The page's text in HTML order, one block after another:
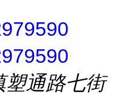
塑通路七街